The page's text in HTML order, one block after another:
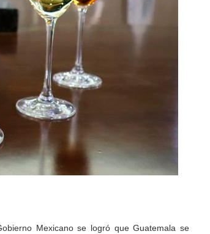
Mexicano se logró que Guatemala se